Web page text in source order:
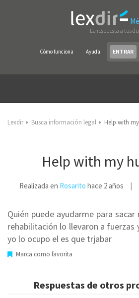
La respuesta a tus
Cómo funciona Ayuda ENTRAR
Lexdir Busca información legal Help with
Help with my
Realizada en Rosarito hace 2 años
Quién puede ayudarme para
rehabilitación lo llevaron a fuerzas
yo lo ocupo el es que trjabar
Marca como favorita
Respuestas de otros